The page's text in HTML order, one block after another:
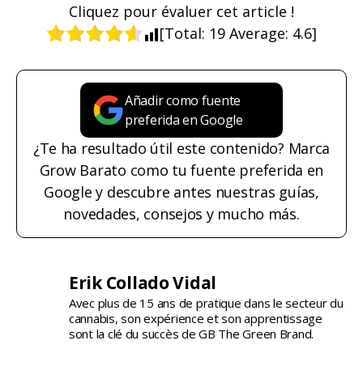
Cliquez pour évaluer cet article !
[Total: 19 Average: 4.6]
Añadir como fuente
preferida en Google
¿Te ha resultado útil este contenido? Marca
Grow Barato como tu fuente preferida en
Google y descubre antes nuestras guías,
novedades, consejos y mucho más.
Erik Collado Vidal
Avec plus de 15 ans de pratique dans le secteur du
cannabis, son expérience et son apprentissage
sont la clé du succès de GB The Green Brand.